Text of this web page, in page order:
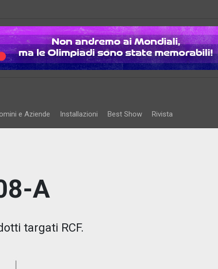
e Aziende Installazioni Best Show Rivista
A
targati RCF.